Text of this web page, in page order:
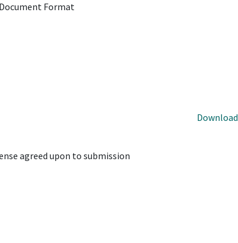
Format
agreed upon to submission
Download